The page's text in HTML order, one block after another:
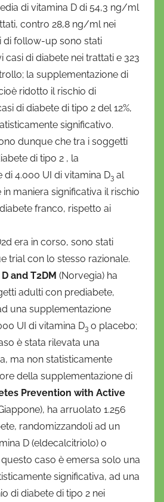
di vitamina D di 54,3 ng/ml
contro 28,8 ng/ml nei
di follow-up sono stati
casi di diabete nei trattati e 323
la supplementazione di
ridotto il rischio di
di diabete di tipo 2 del 12%,
significativo.
dunque che tra i soggetti
di tipo 2 , la
4.000 UI di vitamina D3 al
maniera significativa il rischio
franco, rispetto ai
era in corso, sono stati
trial con lo stesso razionale.
and T2DM (Norvegia) ha
adulti con prediabete,
una supplementazione
UI di vitamina D3 o placebo;
è stata rilevata una
ma non statisticamente
della supplementazione di
Prevention with Active
ha arruolato 1.256
randomizzandoli ad un
D (eldecalcitriolo) o
caso è emersa solo una
significativa, ad una
di diabete di tipo 2 nei